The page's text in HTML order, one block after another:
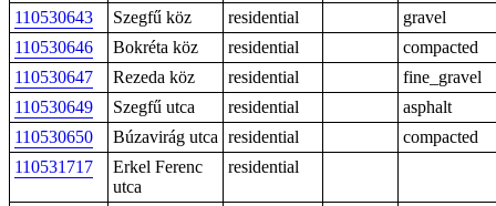
110530643
Szegfű köz residential
gravel
110530646
Bokréta köz residential
compacted
110530647
Rezeda köz residential
fine_gravel
110530649
Szegfű utca residential
asphalt
110530650
Búzavirág utca residential
compacted
110531717
Erkel Ferenc
utca
residential